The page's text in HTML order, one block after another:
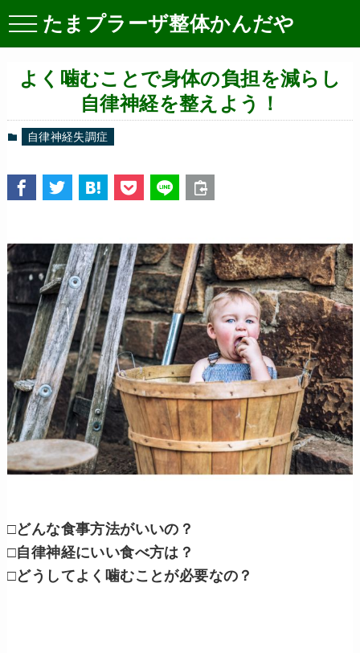
たまプラーザ整体かんだや
よく噛むことで身体の負担を減らし
自律神経を整えよう！
自律神経失調症
□どんな食事方法がいいの？
□自律神経にいい食べ方は？
□どうしてよく噛むことが必要なの？